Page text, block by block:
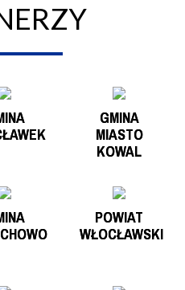
GMINA
MIASTO
KOWAL
POWIAT
WŁOCŁAWSKI